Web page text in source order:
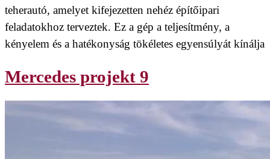
teherautó, amelyet kifejezetten nehéz építőipari
feladatokhoz terveztek. Ez a gép a teljesítmény, a
kényelem és a hatékonyság tökéletes egyensúlyát kínálja
Mercedes projekt 9